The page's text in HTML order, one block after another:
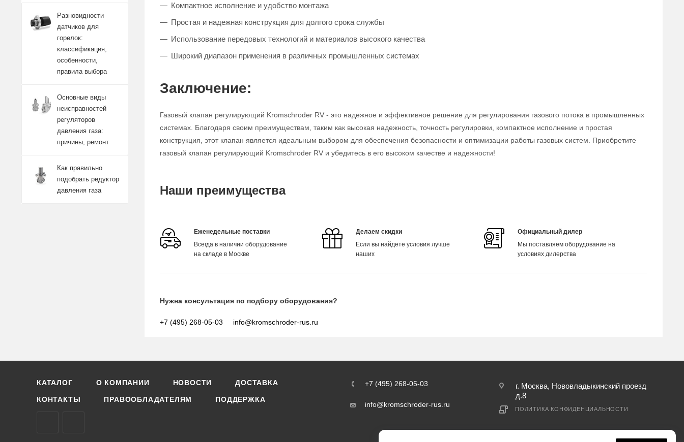
Компактное исполнение и удобство монтажа
Простая и надежная конструкция для долгого срока службы
Использование передовых технологий и материалов высокого качества
Широкий диапазон применения в различных промышленных системах
Заключение:
Газовый клапан регулирующий Kromschroder RV - это надежное и эффективное решение для регулирования газового потока в промышленных
системах. Благодаря своим преимуществам, таким как высокая надежность, точность регулировки, компактное исполнение и простая
конструкция, этот клапан является идеальным выбором для обеспечения безопасности и оптимизации работы газовых систем. Приобретите
газовый клапан регулирующий Kromschroder RV и убедитесь в его высоком качестве и надежности!
Наши преимущества
Еженедельные поставки
Всегда в наличии оборудование
на складе в Москве
Делаем скидки
Если вы найдете условия лучше
наших
Официальный дилер
Мы поставляем оборудование на
условиях дилерства
Нужна консультация по подбору оборудования?
+7 (495) 268-05-03 info@kromschroder-rus.ru
Разновидности
датчиков для
горелок:
классификация,
особенности,
правила выбора
Основные виды
неисправностей
регуляторов
давления газа:
причины, ремонт
Как правильно
подобрать редуктор
давления газа
КАТАЛОГ О КОМПАНИИ НОВОСТИ ДОСТАВКА
КОНТАКТЫ ПРАВООБЛАДАТЕЛЯМ ПОДДЕРЖКА
+7 (495) 268-05-03
info@kromschroder-rus.ru
г. Москва, Нововладыкинский проезд
д.8
ПОЛИТИКА КОНФИДЕНЦИАЛЬНОСТИ